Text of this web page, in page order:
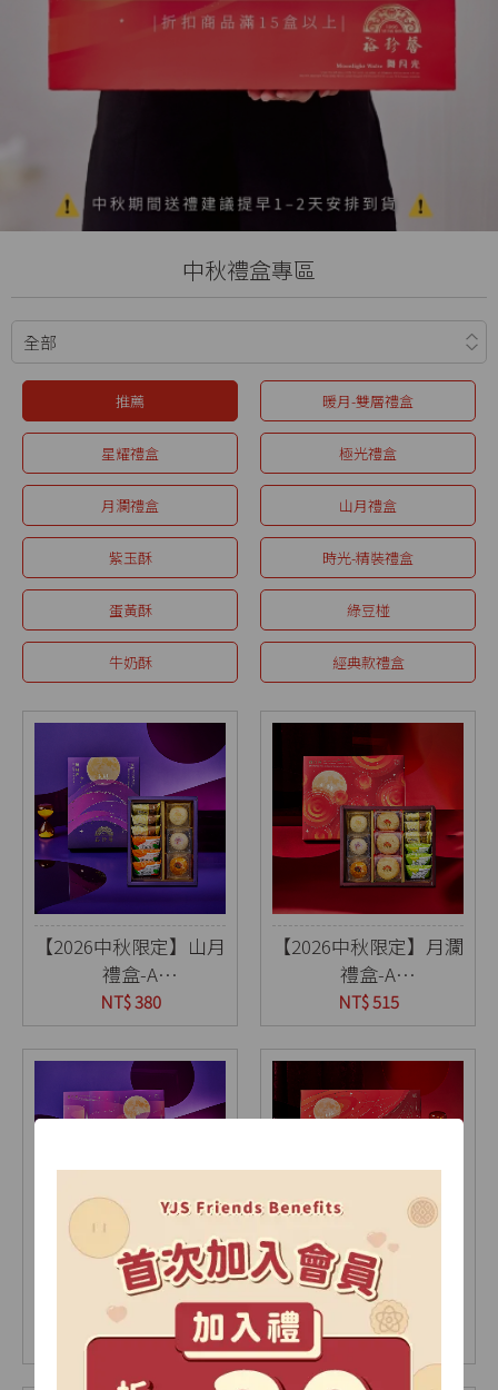
中秋禮盒專區
推薦 暖月-雙層禮盒
星耀禮盒 極光禮盒
月瀾禮盒 山月禮盒
紫玉酥 時光-精裝禮盒
蛋黃酥 綠豆椪
牛奶酥 經典款禮盒
【2026中秋限定】山月
禮盒-A
9入(盒)
NT$ 380
【2026中秋限定】月瀾
禮盒-A
12入(盒)
NT$ 515
【2026中秋限定】極光
禮盒-A
15入(盒)
NT$ 735
【2026中秋限定】星耀
禮盒-A
18入(盒)
NT$ 905